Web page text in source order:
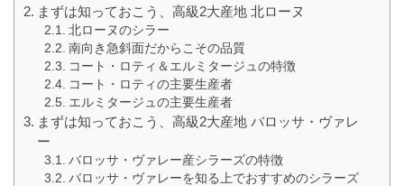
まずは知っておこう、高級2大産地 北ローヌ
北ローヌのシラー
南向き急斜面だからこその品質
コート・ロティ＆エルミタージュの特徴
コート・ロティの主要生産者
エルミタージュの主要生産者
まずは知っておこう、高級2大産地 バロッサ・ヴァレ
ー
バロッサ・ヴァレー産シラーズの特徴
バロッサ・ヴァレーを知る上でおすすめのシラーズ